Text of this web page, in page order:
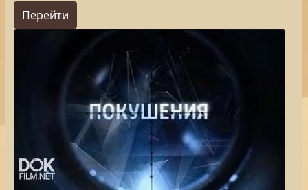
Перейти